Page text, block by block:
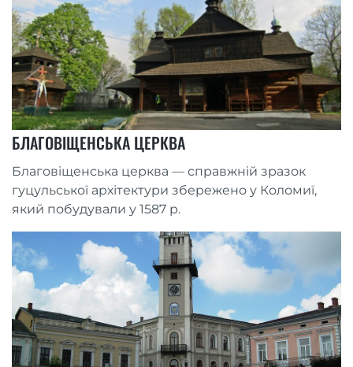
БЛАГОВІЩЕНСЬКА ЦЕРКВА
Благовіщенська церква — справжній зразок
гуцульської архітектури збережено у Коломиї,
який побудували у 1587 р.